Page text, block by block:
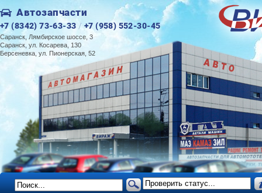
Автозапчасти
+7 (8342) 73-63-33 /+7 (958) 552-30-45
Саранск, Лямбирское шоссе, 3
Саранск, ул. Косарева, 130
Берсеневка, ул. Пионерская, 52